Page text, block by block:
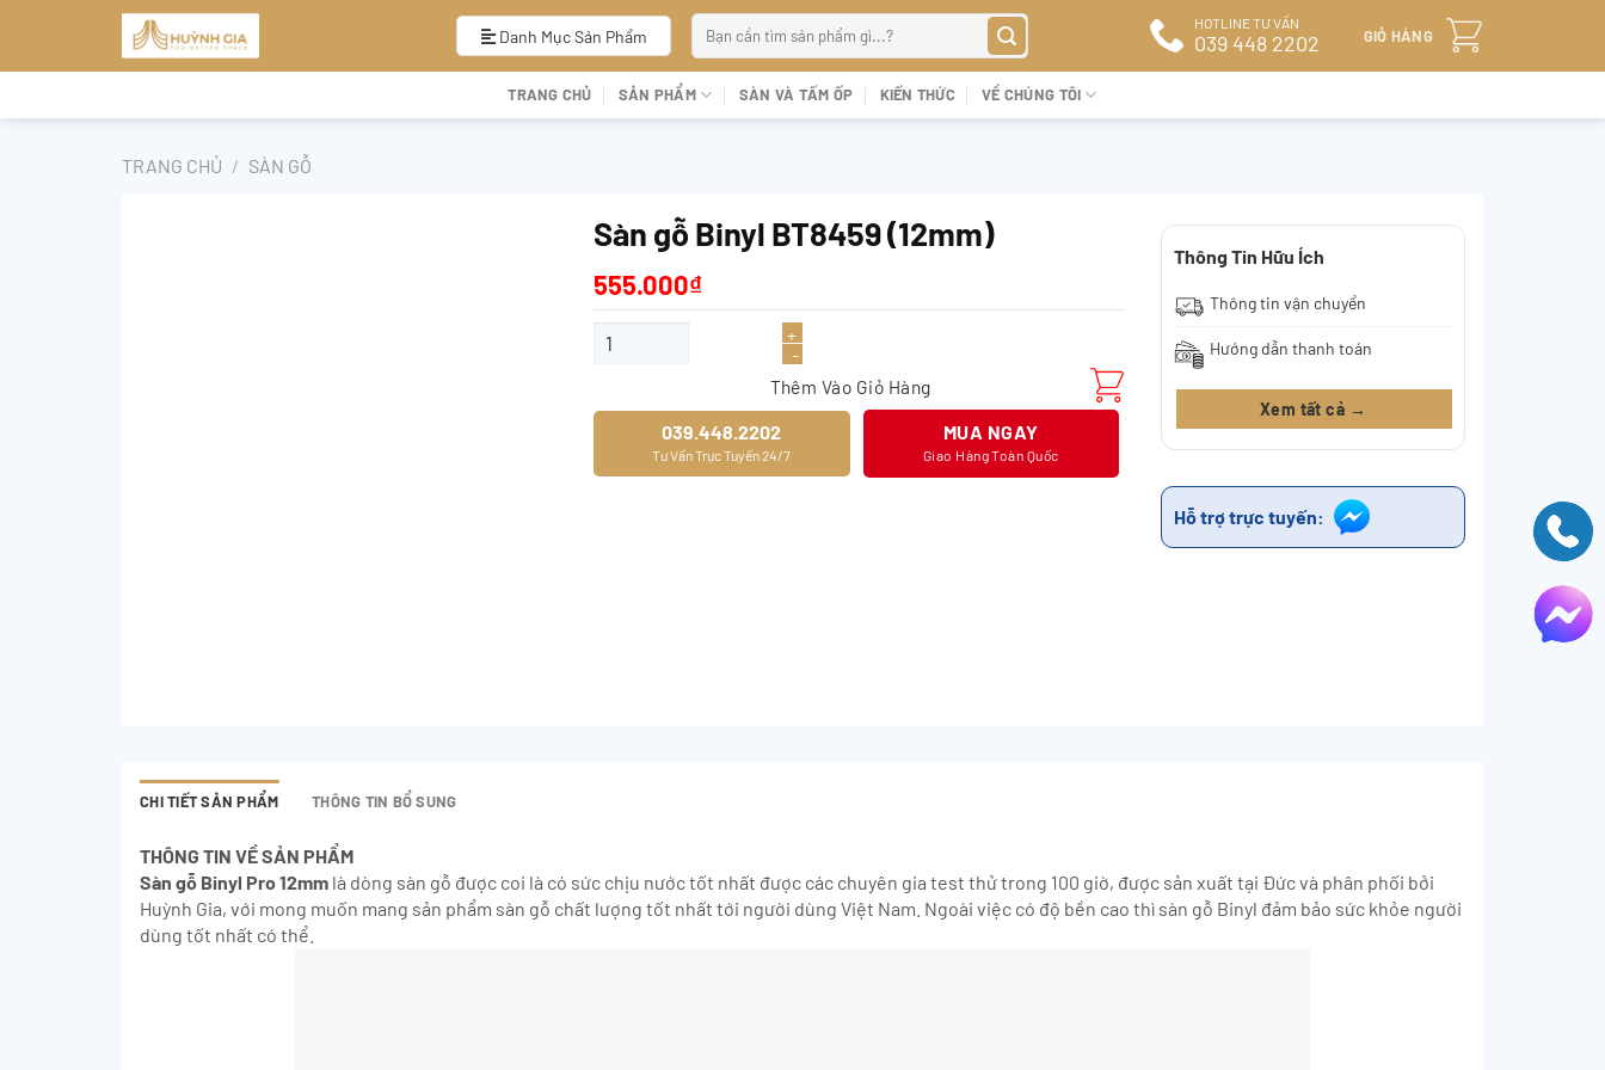
Danh Mục Sản Phẩm
kiếm:
HOTLINE TƯ VẤN
039 448 2202 GIỎ HÀNG
TRANG CHỦ SẢN PHẨM SÀN VÀ TẤM ỐP KIẾN THỨC VỀ CHÚNG TÔI
TRANG CHỦ / SÀN GỖ
Sàn gỗ Binyl BT8459 (12mm)
555.000₫
Sàn gỗ Binyl BT8459 (12mm) số lượng
Thêm Vào Giỏ Hàng
039.448.2202
Tư Vấn Trực Tuyến 24/7
MUA NGAY
Giao Hàng Toàn Quốc
Thông Tin Hữu Ích
Thông tin vận chuyển
Hướng dẫn thanh toán
Xem tất cả →
Hỗ trợ trực tuyến:
CHI TIẾT SẢN PHẨM THÔNG TIN BỔ SUNG
THÔNG TIN VỀ SẢN PHẨM
Sàn gỗ Binyl Pro 12mm là dòng sàn gỗ được coi là có sức chịu nước tốt nhất được các chuyên gia test thử trong 100 giờ, được sản xuất tại Đức và phân phối bởi
Huỳnh Gia, với mong muốn mang sản phẩm sàn gỗ chất lượng tốt nhất tới người dùng Việt Nam. Ngoài việc có độ bền cao thì sàn gỗ Binyl đảm bảo sức khỏe người
dùng tốt nhất có thể.